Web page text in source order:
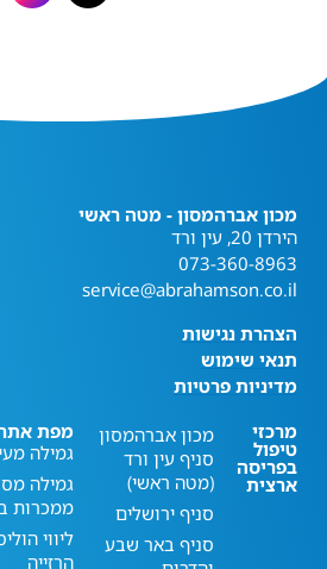
מכון אברהמסון - מטה ראשי
הירדן 20, עין ורד
073-360-8963
service@abrahamson.co.il
הצהרת נגישות
תנאי שימוש
מדיניות פרטיות
מרכזי
טיפול
בפריסה
ארצית
מכון אברהמסון
סניף עין ורד
(מטה ראשי)
סניף ירושלים
סניף באר שבע
מפת
גמילה
גמילה
ממכרות
ליווי
הרזייה